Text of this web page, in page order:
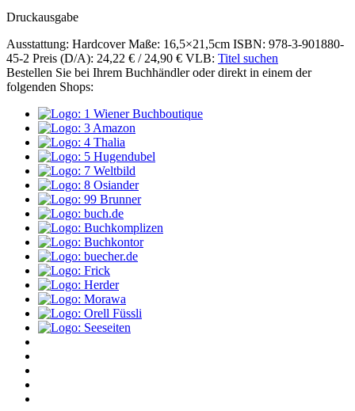
Druckausgabe
Ausstattung: Hardcover Maße: 16,5×21,5cm ISBN: 978-3-901880-
45-2 Preis (D/A): 24,22 € / 24,90 € VLB: Titel suchen
Bestellen Sie bei Ihrem Buchhändler oder direkt in einem der
folgenden Shops: